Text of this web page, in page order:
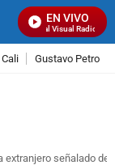
EN VIVO
Señal Visual Radio
Cali Gustavo Petro
extranjero señalado